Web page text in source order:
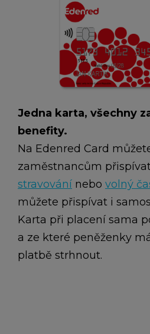
Jedna karta, všechny
benefity.
Na Edenred Card
zaměstnancům
stravování nebo volný
můžete přispívat i
Karta při placení sama
a ze které peněženky
platbě strhnout.